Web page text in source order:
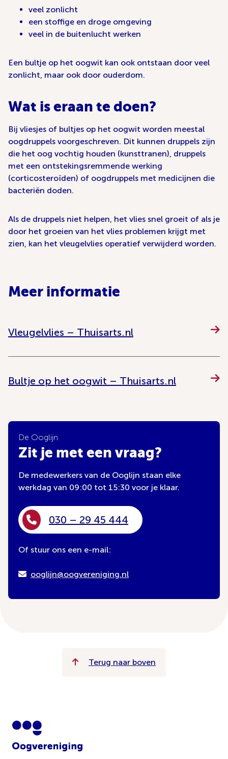
veel zonlicht
een stoffige en droge omgeving
veel in de buitenlucht werken
Een bultje op het oogwit kan ook ontstaan door veel
zonlicht, maar ook door ouderdom.
Wat is eraan te doen?
Bij vliesjes of bultjes op het oogwit worden meestal
oogdruppels voorgeschreven. Dit kunnen druppels zijn
die het oog vochtig houden (kunsttranen), druppels
met een ontstekingsremmende werking
(corticosteroïden) of oogdruppels met medicijnen die
bacteriën doden.
Als de druppels niet helpen, het vlies snel groeit of als je
door het groeien van het vlies problemen krijgt met
zien, kan het vleugelvlies operatief verwijderd worden.
Meer informatie
Vleugelvlies – Thuisarts.nl
Bultje op het oogwit – Thuisarts.nl
De Ooglijn
Zit je met een vraag?
De medewerkers van de Ooglijn staan elke
werkdag van 09:00 tot 15:30 voor je klaar.
030 – 29 45 444
Of stuur ons een e-mail:
ooglijn@oogvereniging.nl
Terug naar boven